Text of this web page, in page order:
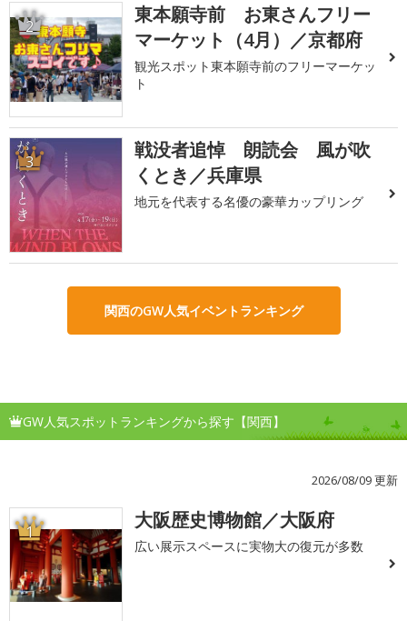
2
東本願寺前 お東さんフリー
マーケット（4月）／京都府
観光スポット東本願寺前のフリーマーケッ
ト
3
戦没者追悼 朗読会 風が吹
くとき／兵庫県
地元を代表する名優の豪華カップリング
関西のGW人気イベントランキング
GW人気スポットランキングから探す【関西】
2026/08/09 更新
1 大阪歴史博物館／大阪府
広い展示スペースに実物大の復元が多数